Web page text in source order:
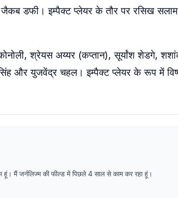
डफी। इम्पैक्ट प्लेयर के तौर पर रसिख
श्रेयस अय्यर (कप्तान), सूर्यांश शेडगे,
और युजवेंद्र चहल। इम्पैक्ट प्लेयर के रूप में
मैं जर्नलिज्म की फील्ड में पिछले 4 साल से काम कर रहा हूं।